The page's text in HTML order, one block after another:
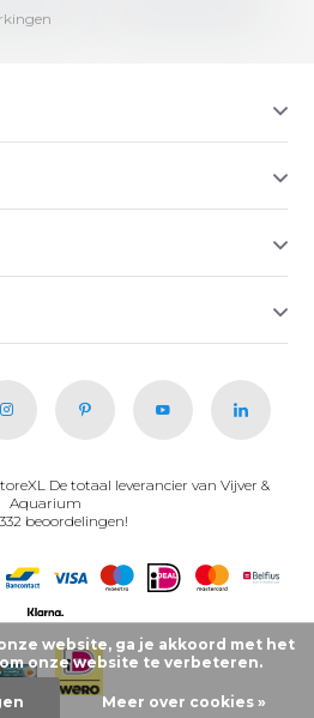
De totaal leverancier van Vijver &
Aquarium
beoordelingen!
website, ga je akkoord met het
onze website te verbeteren.
Meer over cookies »